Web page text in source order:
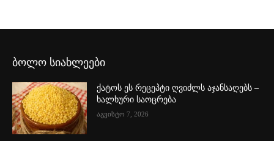
ბოლო სიახლეები
ქატოს ეს რეცეპტი ღვიძლს აჯანსაღებს –
ხალხური საოცრება
აგვისტო 7, 2026